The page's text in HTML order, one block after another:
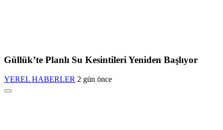
Güllük’te Planlı Su Kesintileri Yeniden Başlıyor
YEREL HABERLER 2 gün önce